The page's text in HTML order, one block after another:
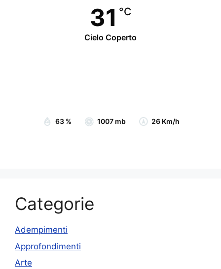
31 °C
Cielo Coperto
63 % 1007 mb 26 Km/h
Categorie
Adempimenti
Approfondimenti
Arte